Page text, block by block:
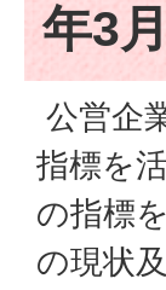
年3
公営企
指標を
の指標
の現状